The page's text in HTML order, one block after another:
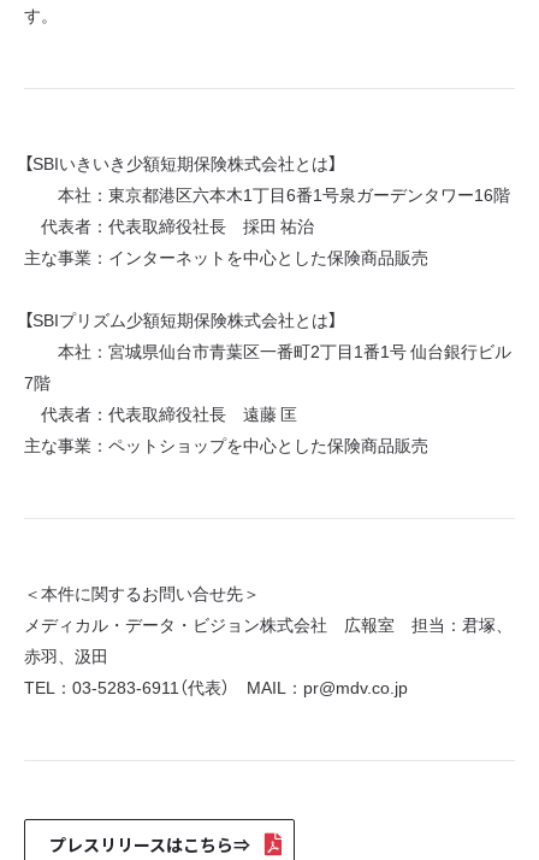
す。
【SBIいきいき少額短期保険株式会社とは】
本社：東京都港区六本木1丁目6番1号泉ガーデンタワー16階
代表者：代表取締役社長 採田 祐治
主な事業：インターネットを中心とした保険商品販売
【SBIプリズム少額短期保険株式会社とは】
本社：宮城県仙台市青葉区一番町2丁目1番1号 仙台銀行ビル
7階
代表者：代表取締役社長 遠藤 匡
主な事業：ペットショップを中心とした保険商品販売
＜本件に関するお問い合せ先＞
メディカル・データ・ビジョン株式会社 広報室 担当：君塚、
赤羽、汲田
TEL：03-5283-6911（代表） MAIL：pr@mdv.co.jp
プレスリリースはこちら⇒